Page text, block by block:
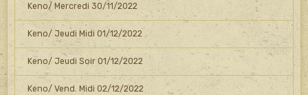
Keno/ Mercredi 30/11/2022
Keno/ Jeudi Midi 01/12/2022
Keno/ Jeudi Soir 01/12/2022
Keno/ Vend. Midi 02/12/2022